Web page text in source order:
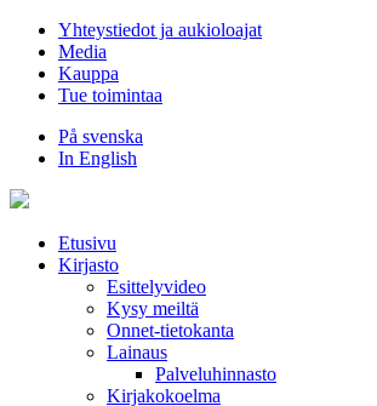
Hyppää
sisältöön
Yhteystiedot ja aukioloajat
Media
Kauppa
Tue toimintaa
På svenska
In English
Etusivu
Kirjasto
Esittelyvideo
Kysy meiltä
Onnet-tietokanta
Lainaus
Palveluhinnasto
Kirjakokoelma